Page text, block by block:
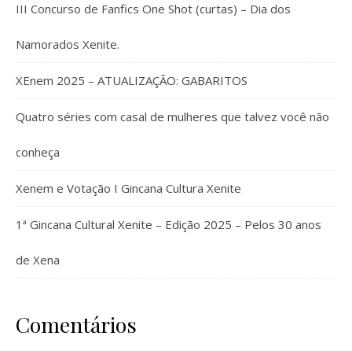
III Concurso de Fanfics One Shot (curtas) – Dia dos
Namorados Xenite.
XEnem 2025 – ATUALIZAÇÃO: GABARITOS
Quatro séries com casal de mulheres que talvez você não
conheça
Xenem e Votação I Gincana Cultura Xenite
1ª Gincana Cultural Xenite – Edição 2025 – Pelos 30 anos
de Xena
Comentários